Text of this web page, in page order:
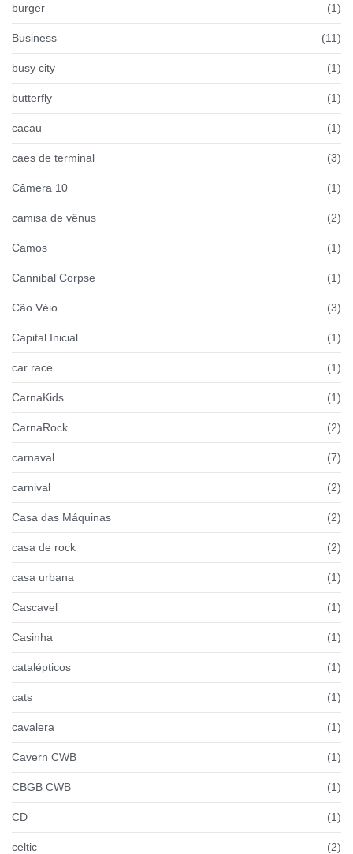
burger (1)
Business (11)
busy city (1)
butterfly (1)
cacau (1)
caes de terminal (3)
Câmera 10 (1)
camisa de vênus (2)
Camos (1)
Cannibal Corpse (1)
Cão Véio (3)
Capital Inicial (1)
car race (1)
CarnaKids (1)
CarnaRock (2)
carnaval (7)
carnival (2)
Casa das Máquinas (2)
casa de rock (2)
casa urbana (1)
Cascavel (1)
Casinha (1)
catalépticos (1)
cats (1)
cavalera (1)
Cavern CWB (1)
CBGB CWB (1)
CD (1)
celtic (2)